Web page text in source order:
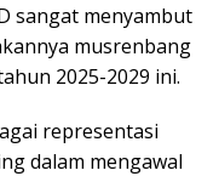
sangat menyambut
musrenbang
2025-2029 ini.
representasi
dalam mengawal